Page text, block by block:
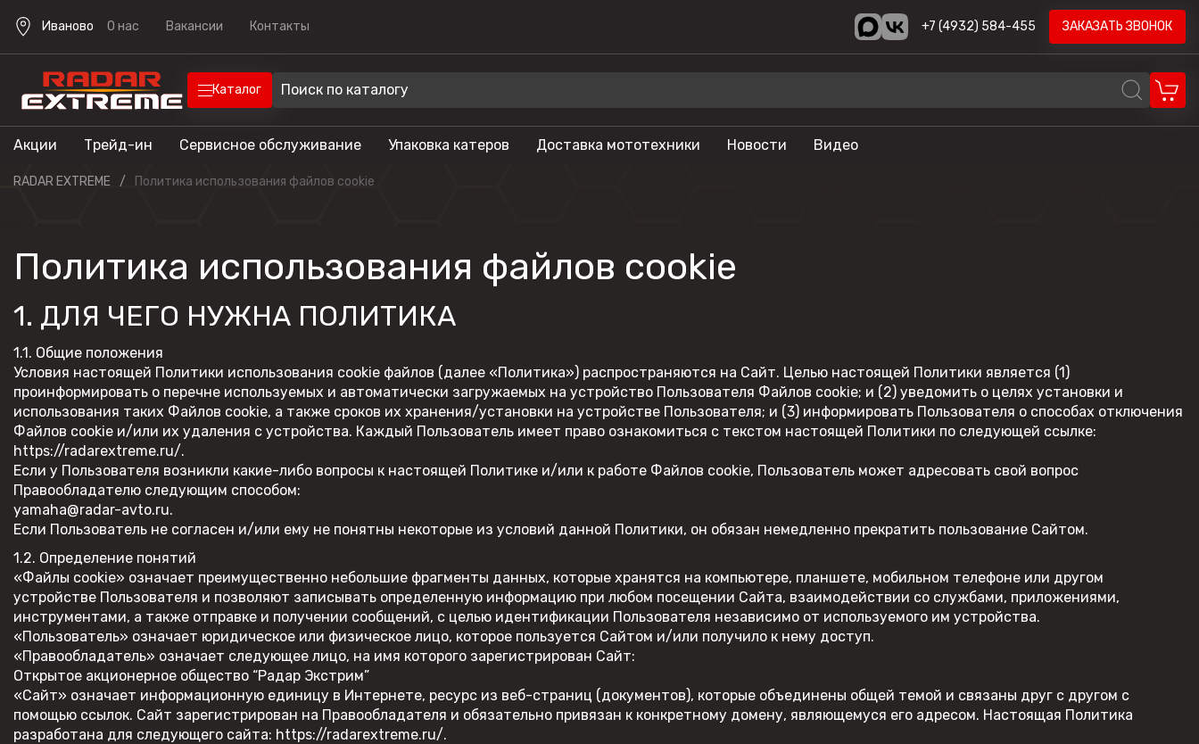
Иваново О нас Вакансии Контакты +7 (4932) 584-455 ЗАКАЗАТЬ ЗВОНОК
Каталог
Техника для отдыха
Прицепы
Техника для отдыха
Скутеры
Мотовездеходы
Эндуро мотоциклы
мотоциклы
мотоциклы
Триера
SEGWAY
CYCLONE
VOGE
ZONTES
BAJAJ
BSE
KOVE
LIFAN
PROGASI
BIZON
BRP
Gladiator
Акции Трейд-ин Сервисное обслуживание Упаковка катеров Доставка мототехники Новости Видео
RADAR EXTREME Политика использования файлов cookie
Политика использования файлов cookie
1. ДЛЯ ЧЕГО НУЖНА ПОЛИТИКА
1.1. Общие положения
Условия настоящей Политики использования cookie файлов (далее «Политика») распространяются на Сайт. Целью настоящей Политики является (1)
проинформировать о перечне используемых и автоматически загружаемых на устройство Пользователя Файлов cookie; и (2) уведомить о целях установки и
использования таких Файлов cookie, а также сроков их хранения/установки на устройстве Пользователя; и (3) информировать Пользователя о способах отключения
Файлов cookie и/или их удаления с устройства. Каждый Пользователь имеет право ознакомиться с текстом настоящей Политики по следующей ссылке:
https://radarextreme.ru/.
Если у Пользователя возникли какие-либо вопросы к настоящей Политике и/или к работе Файлов cookie, Пользователь может адресовать свой вопрос
Правообладателю следующим способом:
yamaha@radar-avto.ru.
Если Пользователь не согласен и/или ему не понятны некоторые из условий данной Политики, он обязан немедленно прекратить пользование Сайтом.
1.2. Определение понятий
«Файлы cookie» означает преимущественно небольшие фрагменты данных, которые хранятся на компьютере, планшете, мобильном телефоне или другом
устройстве Пользователя и позволяют записывать определенную информацию при любом посещении Сайта, взаимодействии со службами, приложениями,
инструментами, а также отправке и получении сообщений, с целью идентификации Пользователя независимо от используемого им устройства.
«Пользователь» означает юридическое или физическое лицо, которое пользуется Сайтом и/или получило к нему доступ.
«Правообладатель» означает следующее лицо, на имя которого зарегистрирован Сайт:
Открытое акционерное общество “Радар Экстрим”
«Сайт» означает информационную единицу в Интернете, ресурс из веб-страниц (документов), которые объединены общей темой и связаны друг с другом с
помощью ссылок. Сайт зарегистрирован на Правообладателя и обязательно привязан к конкретному домену, являющемуся его адресом. Настоящая Политика
разработана для следующего сайта: https://radarextreme.ru/.